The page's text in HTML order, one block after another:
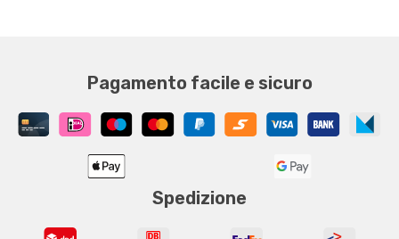
Pagamento facile e sicuro
Spedizione